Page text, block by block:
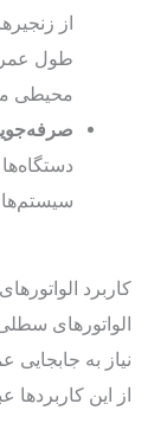
از
طول عمر
محیطی
کاربرد
الواتورهای
نیاز به
از این کاربردها